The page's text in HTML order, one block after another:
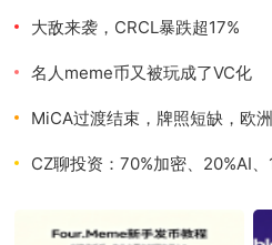
大敌来袭，CRCL暴跌超17%
名人meme币又被玩成了VC化
MiCA过渡结束，牌照短缺，欧洲迎来
CZ聊投资：70%加密、20%AI、10%生物技术，已投